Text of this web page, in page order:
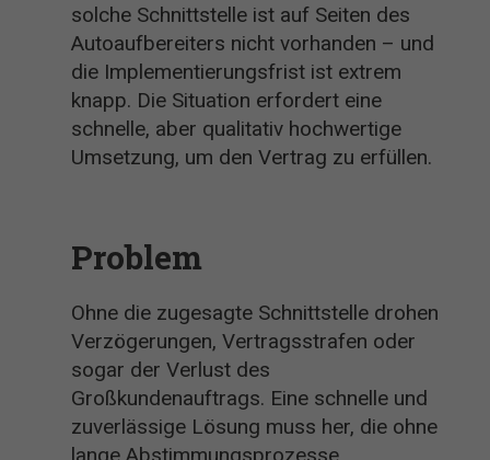
solche Schnittstelle ist auf Seiten des
Autoaufbereiters nicht vorhanden – und
die Implementierungsfrist ist extrem
knapp. Die Situation erfordert eine
schnelle, aber qualitativ hochwertige
Umsetzung, um den Vertrag zu erfüllen.
Problem
Ohne die zugesagte Schnittstelle drohen
Verzögerungen, Vertragsstrafen oder
sogar der Verlust des
Großkundenauftrags. Eine schnelle und
zuverlässige Lösung muss her, die ohne